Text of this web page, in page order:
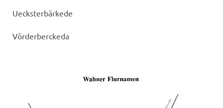
Uecksterbärkede
Vörderberckeda